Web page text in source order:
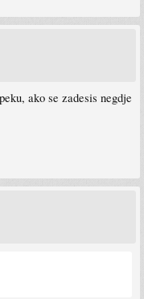
ako se zadesis negdje